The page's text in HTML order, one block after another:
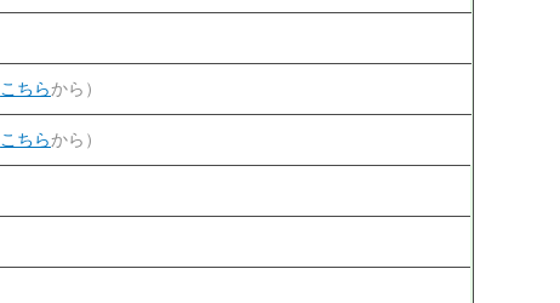
こちらから）
こちらから）